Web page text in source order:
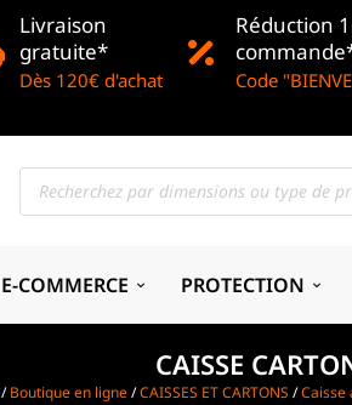
Livraison
gratuite*
Dès 120€ d'achat
Réduction
Code
E-COMMERCE PROTECTION
CAISSE
/Boutique en ligne/CAISSES ET CARTONS /Caisse